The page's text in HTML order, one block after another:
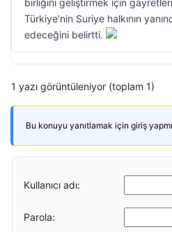
birliğini geliştirmek için
Türkiye’nin Suriye halkının
edeceğini belirtti.
1 yazı görüntüleniyor (toplam 1)
Bu konuyu yanıtlamak için giriş
Kullanıcı adı:
Parola: